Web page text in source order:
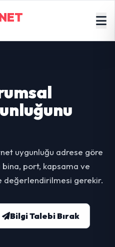
uygunluğu adrese göre
port, kapsama ve
değerlendirilmesi gerekir.
Bilgi Talebi Bırak